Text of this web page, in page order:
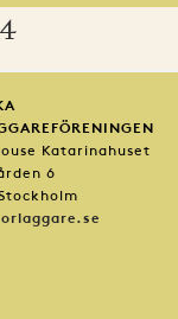
Katarinahuset
6